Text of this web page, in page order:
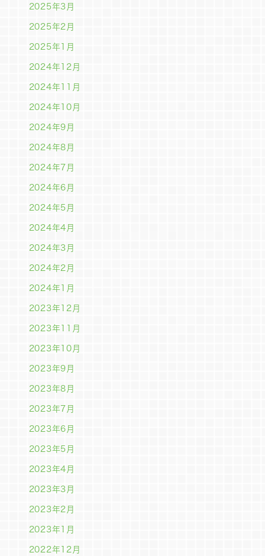
2025年3月
2025年2月
2025年1月
2024年12月
2024年11月
2024年10月
2024年9月
2024年8月
2024年7月
2024年6月
2024年5月
2024年4月
2024年3月
2024年2月
2024年1月
2023年12月
2023年11月
2023年10月
2023年9月
2023年8月
2023年7月
2023年6月
2023年5月
2023年4月
2023年3月
2023年2月
2023年1月
2022年12月